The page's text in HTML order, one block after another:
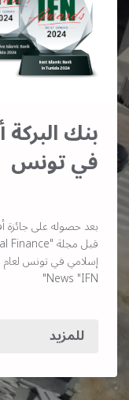
بنك
في تونس
News "IFN"
للمزيد